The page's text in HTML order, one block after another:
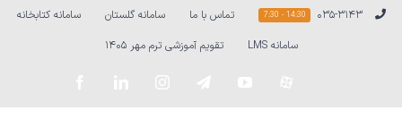
Skip
۰۳۵-۳۱۴۳ 14:30 - 7:30 تماس با ما سامانه گلستان
سامانه کتابخانه
سامانه LMS
تقویم آموزشی ترم مهر ۱۴۰۵
YouTubeسفارشی